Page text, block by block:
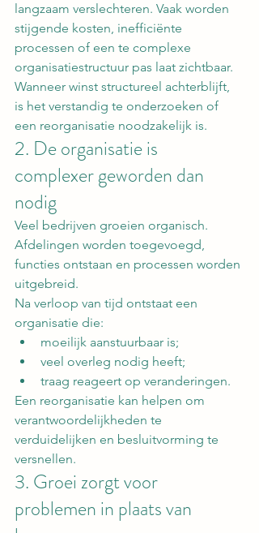
langzaam verslechteren. Vaak worden
stijgende kosten, inefficiënte
processen of een te complexe
organisatiestructuur pas laat zichtbaar.
Wanneer winst structureel achterblijft,
is het verstandig te onderzoeken of
een reorganisatie noodzakelijk is.
2. De organisatie is
complexer geworden dan
nodig
Veel bedrijven groeien organisch.
Afdelingen worden toegevoegd,
functies ontstaan en processen worden
uitgebreid.
Na verloop van tijd ontstaat een
organisatie die:
moeilijk aanstuurbaar is;
veel overleg nodig heeft;
traag reageert op veranderingen.
Een reorganisatie kan helpen om
verantwoordelijkheden te
verduidelijken en besluitvorming te
versnellen.
3. Groei zorgt voor
problemen in plaats van